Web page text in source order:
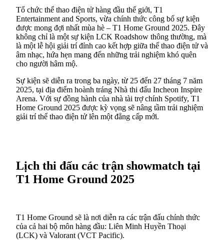
Tổ chức thể thao điện tử hàng đầu thế giới, T1
Entertainment and Sports, vừa chính thức công bố sự kiện
được mong đợi nhất mùa hè – T1 Home Ground 2025. Đây
không chỉ là một sự kiện LCK Roadshow thông thường, mà
là một lễ hội giải trí đỉnh cao kết hợp giữa thể thao điện tử và
âm nhạc, hứa hẹn mang đến những trải nghiệm khó quên
cho người hâm mộ.
Sự kiện sẽ diễn ra trong ba ngày, từ 25 đến 27 tháng 7 năm
2025, tại địa điểm hoành tráng Nhà thi đấu Incheon Inspire
Arena. Với sự đồng hành của nhà tài trợ chính Spotify, T1
Home Ground 2025 được kỳ vọng sẽ nâng tầm trải nghiệm
giải trí thể thao điện tử lên một đẳng cấp mới.
Lịch thi đấu các trận showmatch tại
T1 Home Ground 2025
T1 Home Ground sẽ là nơi diễn ra các trận đấu chính thức
của cả hai bộ môn hàng đầu: Liên Minh Huyền Thoại
(LCK) và Valorant (VCT Pacific).